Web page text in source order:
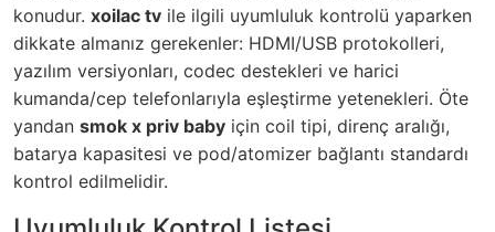
konudur. xoilac tv ile ilgili uyumluluk kontrolü yaparken
dikkate almanız gerekenler: HDMI/USB protokolleri,
yazılım versiyonları, codec destekleri ve harici
kumanda/cep telefonlarıyla eşleştirme yetenekleri. Öte
yandan smok x priv baby için coil tipi, direnç aralığı,
batarya kapasitesi ve pod/atomizer bağlantı standardı
kontrol edilmelidir.